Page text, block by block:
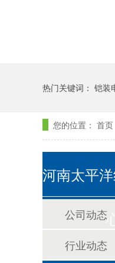
热门关键词： 铠装
您的位置： 首页
河南太平
心
公司动态
行业动态